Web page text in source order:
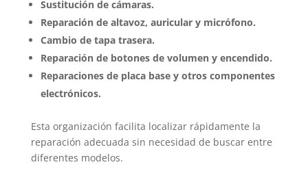
Sustitución de cámaras.
Reparación de altavoz, auricular y micrófono.
Cambio de tapa trasera.
Reparación de botones de volumen y encendido.
Reparaciones de placa base y otros componentes
electrónicos.
Esta organización facilita localizar rápidamente la
reparación adecuada sin necesidad de buscar entre
diferentes modelos.